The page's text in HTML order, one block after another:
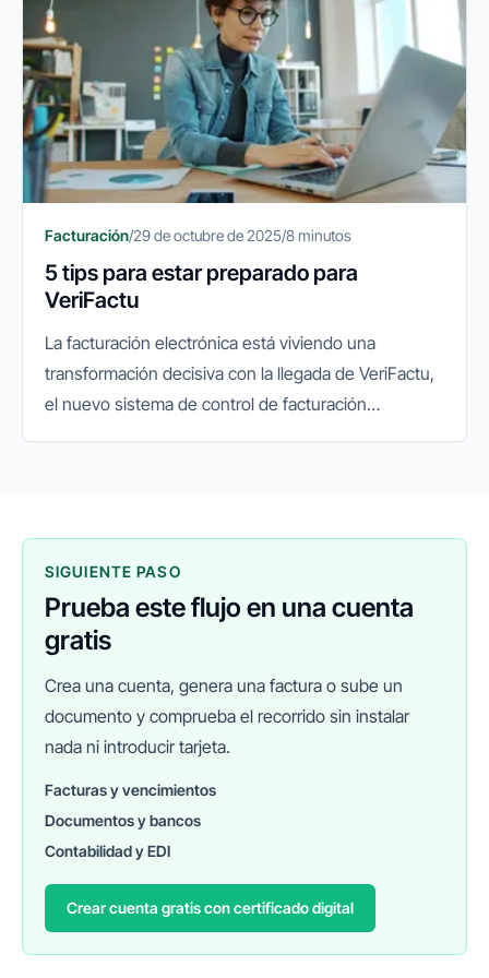
Facturación/29 de octubre de 2025/8 minutos
5 tips para estar preparado para
VeriFactu
La facturación electrónica está viviendo una
transformación decisiva con la llegada de VeriFactu,
el nuevo sistema de control de facturación
SIGUIENTE PASO
Prueba este flujo en una cuenta
gratis
Crea una cuenta, genera una factura o sube un
documento y comprueba el recorrido sin instalar
nada ni introducir tarjeta.
Facturas y vencimientos
Documentos y bancos
Contabilidad y EDI
Crear cuenta gratis con certificado digital
FINANEDI
Hablemos ahora
Pedir información sobre FinanEDI